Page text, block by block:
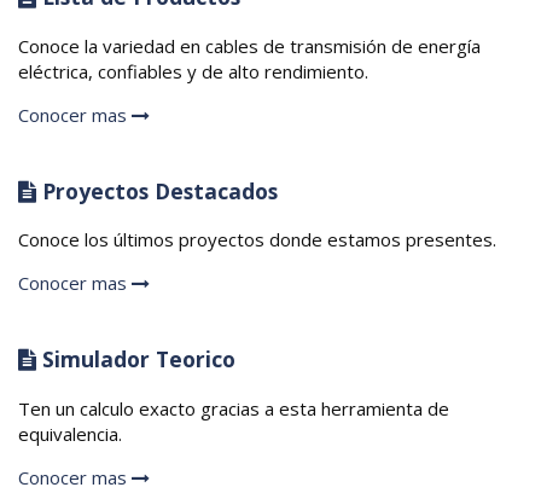
Conoce la variedad en cables de transmisión de energía
eléctrica, confiables y de alto rendimiento.
Conocer mas
Proyectos Destacados
Conoce los últimos proyectos donde estamos presentes.
Conocer mas
Simulador Teorico
Ten un calculo exacto gracias a esta herramienta de
equivalencia.
Conocer mas